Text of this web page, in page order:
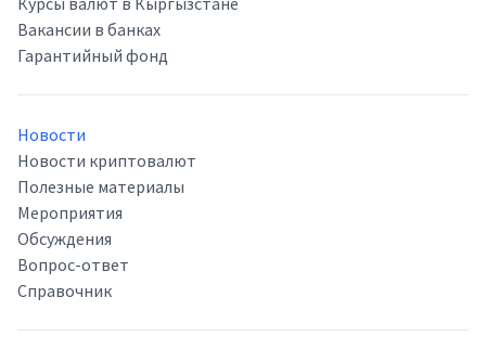
Вакансии в банках
Гарантийный фонд
Новости
Новости криптовалют
Полезные материалы
Мероприятия
Обсуждения
Вопрос-ответ
Справочник